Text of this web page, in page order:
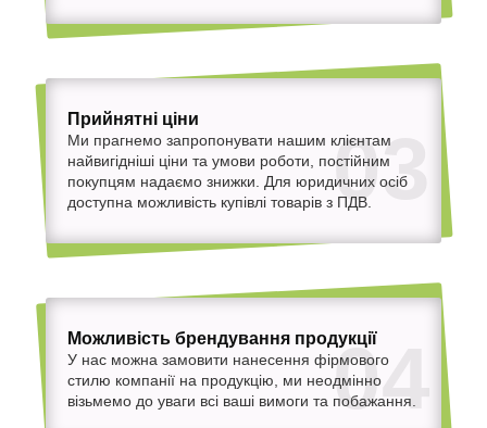
03
Прийнятні ціни
Ми прагнемо запропонувати нашим клієнтам
найвигідніші ціни та умови роботи, постійним
покупцям надаємо знижки. Для юридичних осіб
доступна можливість купівлі товарів з ПДВ.
04
Можливість брендування продукції
У нас можна замовити нанесення фірмового
стилю компанії на продукцію, ми неодмінно
візьмемо до уваги всі ваші вимоги та побажання.